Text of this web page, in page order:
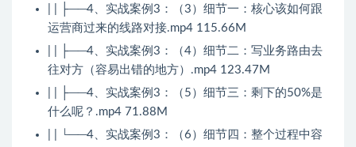
| | ├──4、实战案例3：（3）细节一：核心该如何跟
运营商过来的线路对接.mp4 115.66M
| | ├──4、实战案例3：（4）细节二：写业务路由去
往对方（容易出错的地方）.mp4 123.47M
| | ├──4、实战案例3：（5）细节三：剩下的50%是
什么呢？.mp4 71.88M
| | └──4、实战案例3：（6）细节四：整个过程中容